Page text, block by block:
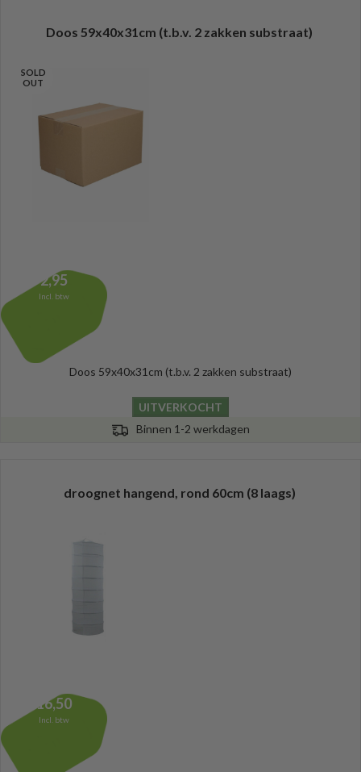
Doos 59x40x31cm (t.b.v. 2 zakken substraat)
SOLD
OUT
2,95
Incl. btw
Doos 59x40x31cm (t.b.v. 2 zakken substraat)
UITVERKOCHT
Binnen 1-2 werkdagen
droognet hangend, rond 60cm (8 laags)
16,50
Incl. btw